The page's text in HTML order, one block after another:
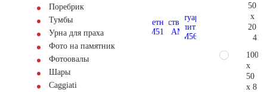
Поребрик
Тумбы
Урна для праха
Фото на памятник
Фотоовалы
Шары
Сaggiati
50
x
20
100
x
50
x 8